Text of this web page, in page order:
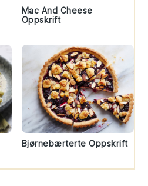
Mac And Cheese
Oppskrift
Bjørnebærterte Oppskrift